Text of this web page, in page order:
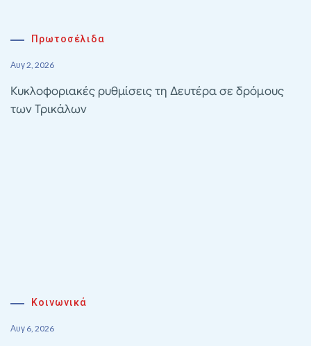
Πρωτοσέλιδα
Αυγ 2, 2026
Κυκλοφοριακές ρυθμίσεις τη Δευτέρα σε δρόμους
των Τρικάλων
Κοινωνικά
Αυγ 6, 2026